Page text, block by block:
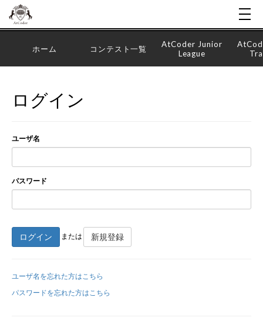
新規登録
ホーム コンテスト一覧
AtCoder Junior
League
ログイン
ユーザ名
パスワード
ログイン または 新規登録
ユーザ名を忘れた方はこちら
パスワードを忘れた方はこちら